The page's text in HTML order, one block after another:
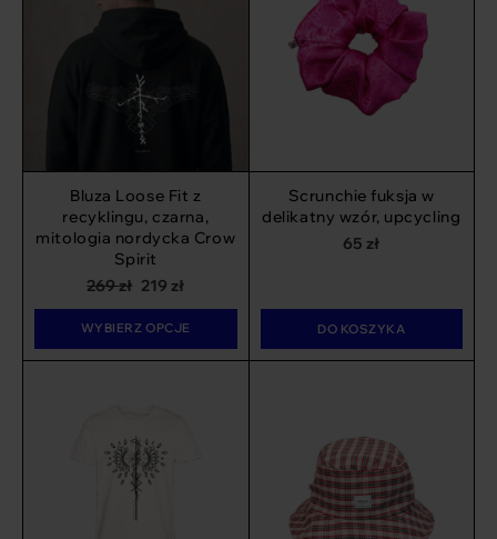
Bluza Loose Fit z
recyklingu, czarna,
mitologia nordycka Crow
Spirit
269zł Pierwotna
cena
wynosiła:
269 zł.
219 złAktualna
cena
wynosi:
219 zł.
WYBIERZ OPCJE
Scrunchie fuksja w
delikatny wzór, upcycling
65 zł
DO KOSZYKA